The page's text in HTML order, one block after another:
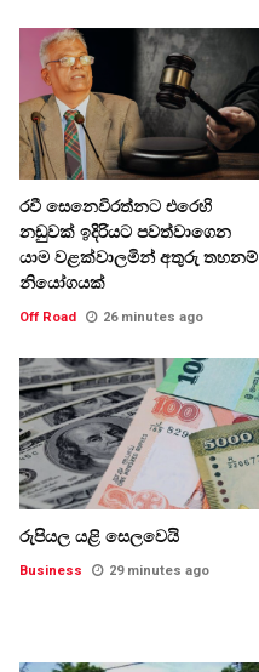
රවී සෙනෙවිරත්නට එරෙහි
නඩුවක් ඉදිරියට පවත්වාගෙන
යාම වළක්වාලමින් අතුරු තහනම්
නියෝගයක්
Off Road 26 minutes ago
රුපියල යළි සෙලවෙයි
Business 29 minutes ago